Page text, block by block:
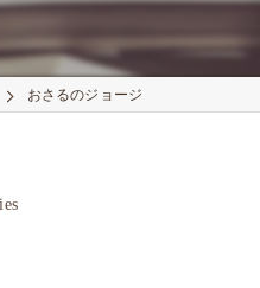
おさるのジョージ